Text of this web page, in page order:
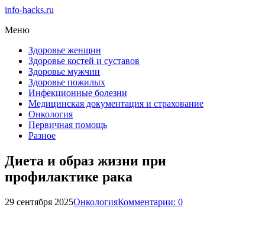
info-hacks.ru
Меню
Здоровье женщин
Здоровье костей и суставов
Здоровье мужчин
Здоровье пожилых
Инфекционные болезни
Медицинская документация и страхование
Онкология
Первичная помощь
Разное
Диета и образ жизни при
профилактике рака
29 сентября 2025ОнкологияКомментарии: 0